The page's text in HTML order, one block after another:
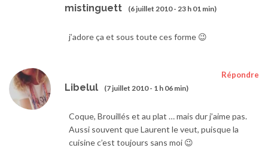
mistinguett (6 juillet 2010 - 23 h 01 min)
j’adore ça et sous toute ces forme 😉
Libelul (7 juillet 2010 - 1 h 06 min)
Répondre
Coque, Brouillés et au plat … mais dur j’aime pas.
Aussi souvent que Laurent le veut, puisque la
cuisine c’est toujours sans moi 😉